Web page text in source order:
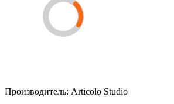
Производитель: Articolo Studio